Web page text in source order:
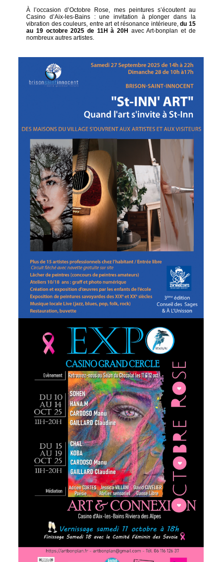
À l’occasion d’Octobre Rose, mes peintures s’écoutent au
Casino d’Aix-les-Bains : une invitation à plonger dans la
vibration des couleurs, entre art et résonance intérieure,du 15
au 19 octobre 2025 de 11H à 20H avec Art-bonplan et de
nombreux autres artistes.